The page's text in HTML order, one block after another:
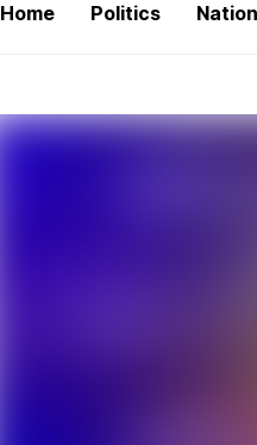
Home Politics